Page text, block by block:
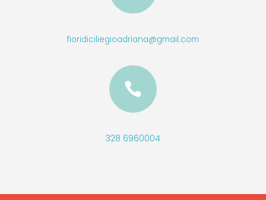
fioridiciliegioadriana@gmail.com

328 6960004